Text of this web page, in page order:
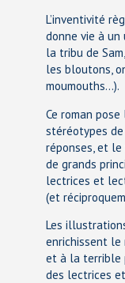
L’inventivité
donne vie à
la tribu de
les bloutons,
moumouths…).
Ce roman
stéréotypes
réponses, et
de grands
lectrices et
(et
Les
enrichissent le
et à la terrible
des lectrices